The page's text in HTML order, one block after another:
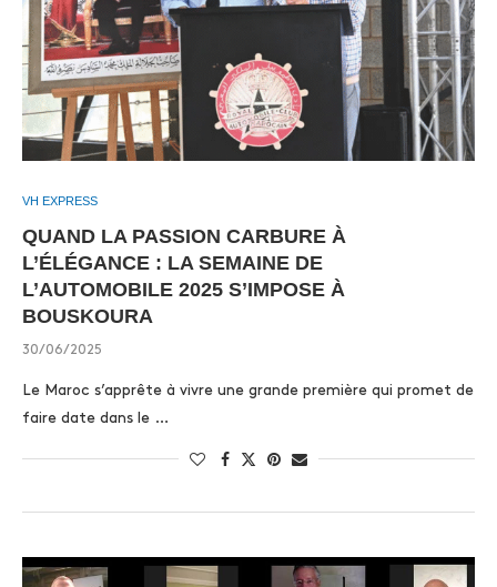
VH EXPRESS
QUAND LA PASSION CARBURE À
L’ÉLÉGANCE : LA SEMAINE DE
L’AUTOMOBILE 2025 S’IMPOSE À
BOUSKOURA
30/06/2025
Le Maroc s’apprête à vivre une grande première qui promet de
faire date dans le …